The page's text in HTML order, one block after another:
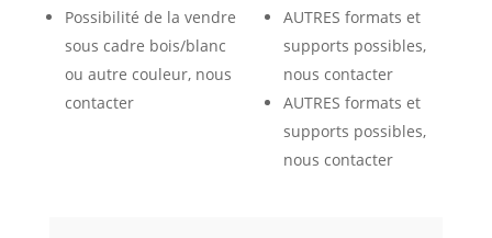
Possibilité de la vendre
sous cadre bois/blanc
ou autre couleur, nous
contacter
AUTRES formats et
supports possibles,
nous contacter
AUTRES formats et
supports possibles,
nous contacter